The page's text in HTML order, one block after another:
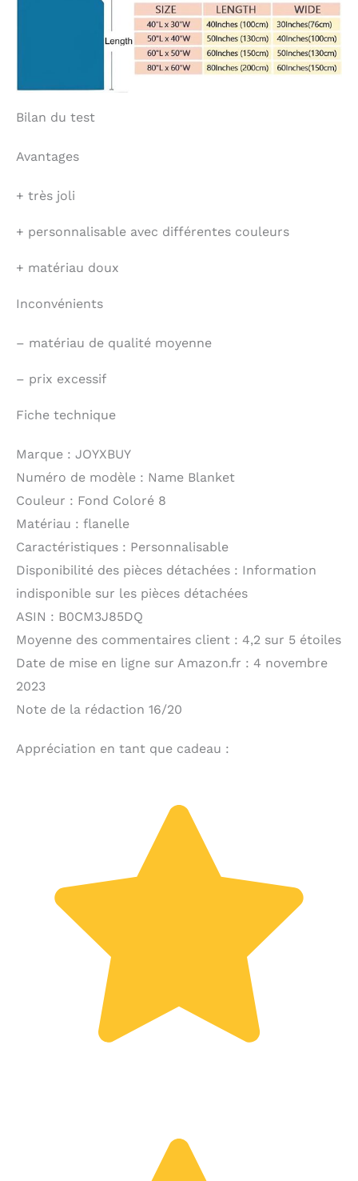
Bilan du test
Avantages
+ très joli
+ personnalisable avec différentes couleurs
+ matériau doux
Inconvénients
– matériau de qualité moyenne
– prix excessif
Fiche technique
Marque : JOYXBUY
Numéro de modèle : Name Blanket
Couleur : Fond Coloré 8
Matériau : flanelle
Caractéristiques : Personnalisable
Disponibilité des pièces détachées : Information
indisponible sur les pièces détachées
ASIN : B0CM3J85DQ
Moyenne des commentaires client : 4,2 sur 5 étoiles
Date de mise en ligne sur Amazon.fr : 4 novembre
2023
Note de la rédaction 16/20
Appréciation en tant que cadeau :